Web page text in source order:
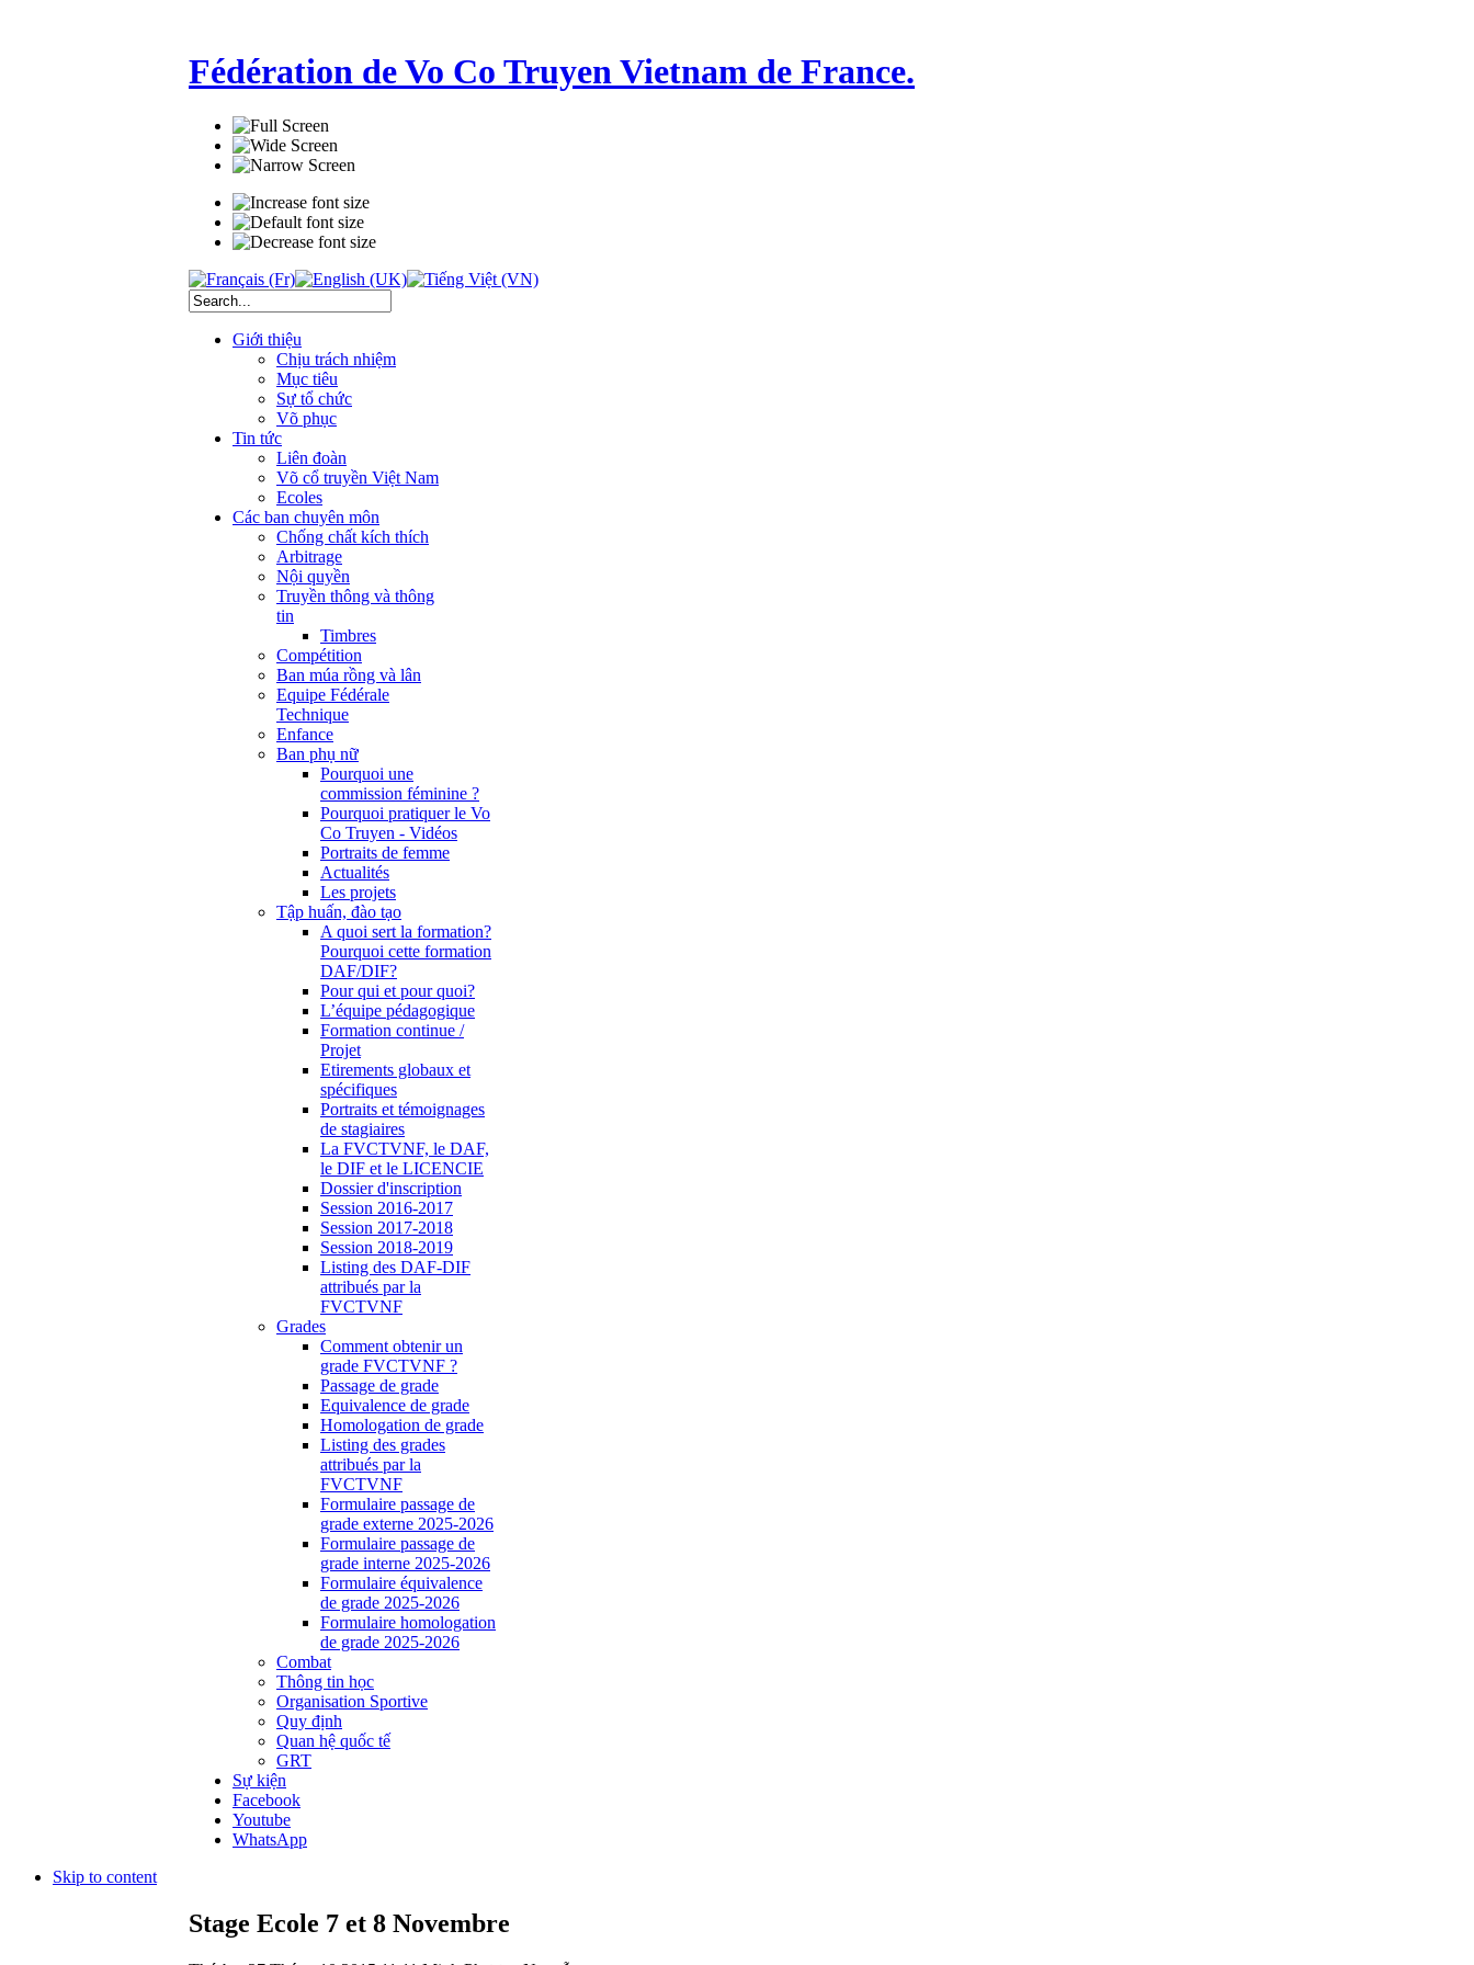
Fédération de Vo Co Truyen Vietnam de France.
Giới thiệu
Chịu trách nhiệm
Mục tiêu
Sự tổ chức
Võ phục
Tin tức
Liên đoàn
Võ cổ truyền Việt Nam
Ecoles
Các ban chuyên môn
Chống chất kích thích
Arbitrage
Nội quyền
Truyền thông và thông
tin
Timbres
Compétition
Ban múa rồng và lân
Equipe Fédérale
Technique
Enfance
Ban phụ nữ
Pourquoi une
commission féminine ?
Pourquoi pratiquer le Vo
Co Truyen - Vidéos
Portraits de femme
Actualités
Les projets
Tập huấn, đào tạo
A quoi sert la formation?
Pourquoi cette formation
DAF/DIF?
Pour qui et pour quoi?
L’équipe pédagogique
Formation continue /
Projet
Etirements globaux et
spécifiques
Portraits et témoignages
de stagiaires
La FVCTVNF, le DAF,
le DIF et le LICENCIE
Dossier d'inscription
Session 2016-2017
Session 2017-2018
Session 2018-2019
Listing des DAF-DIF
attribués par la
FVCTVNF
Grades
Comment obtenir un
grade FVCTVNF ?
Passage de grade
Equivalence de grade
Homologation de grade
Listing des grades
attribués par la
FVCTVNF
Formulaire passage de
grade externe 2025-2026
Formulaire passage de
grade interne 2025-2026
Formulaire équivalence
de grade 2025-2026
Formulaire homologation
de grade 2025-2026
Combat
Thông tin học
Organisation Sportive
Quy định
Quan hệ quốc tế
GRT
Sự kiện
Facebook
Youtube
WhatsApp
Skip to content
Stage Ecole 7 et 8 Novembre